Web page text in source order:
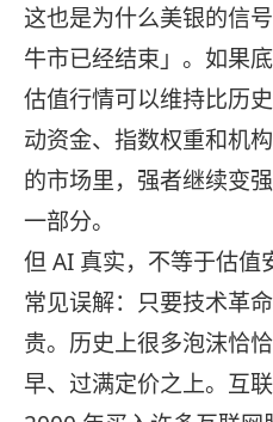
这也是为什么美银的信
牛市已经结束」。如果
估值行情可以维持比历
动资金、指数权重和机
的市场里，强者继续变
一部分。
但 AI 真实，不等于估值
常见误解：只要技术革
贵。历史上很多泡沫恰
早、过满定价之上。互